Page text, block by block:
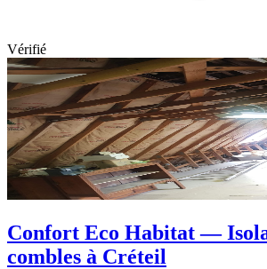
Vérifié
Confort Eco Habitat —
combles à Créteil